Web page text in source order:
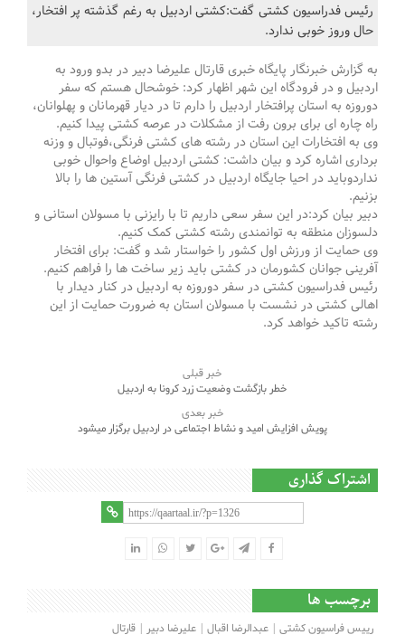
رئیس فدراسیون کشتی گفت:کشتی اردبیل به رغم گذشته پر افتخار،
حال وروز خوبی ندارد.
به گزارش خبرنگار پایگاه خبری قارتال علیرضا دبیر در بدو ورود به
اردبیل و در فرودگاه این شهر اظهار کرد: خوشحال هستم که سفر
دوروزه به استان پرافتخار اردبیل را دارم تا در دیار قهرمانان و پهلوانان،
راه چاره ای برای برون رفت از مشکلات در عرصه کشتی پیدا کنیم.
وی به افتخارات این استان در رشته های کشتی فرنگی،فوتبال و وزنه
برداری اشاره کرد و بیان داشت: کشتی اردبیل اوضاع واحوال خوبی
نداردوباید در احیا جایگاه اردبیل در کشتی فرنگی آستین ها را بالا
بزنیم.
دبیر بیان کرد:در این سفر سعی داریم تا با رایزنی با مسولان استانی و
دلسوزان منطقه به توانمندی رشته کشتی کمک کنیم.
وی حمایت از ورزش اول کشور را خواستار شد و گفت: برای افتخار
آفرینی جوانان کشورمان در کشتی باید زیر ساخت ها را فراهم کنیم.
رئیس فدراسیون کشتی در سفر دوروزه به اردبیل در کنار دیدار با
اهالی کشتی در نشست با مسولان استان به ضرورت حمایت از این
رشته تاکید خواهد کرد.
خبر قبلی
خطر بازگشت وضعیت زرد کرونا به اردبیل
خبر بعدی
پویش افزایش امید و نشاط اجتماعی در اردبیل برگزار میشود
اشتراک گذاری
برچسب ها
رییس فراسیون کشتی عبدالرضا اقبال علیرضا دبیر قارتال